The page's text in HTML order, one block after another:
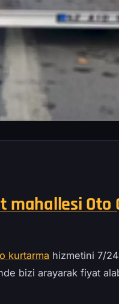
Oto
kurtarma hizmetini 7/
bizi arayarak fiyat